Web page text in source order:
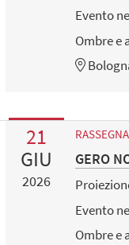
Evento
Ombre e
21
GIU
2026
GERO
Evento
Ombre e